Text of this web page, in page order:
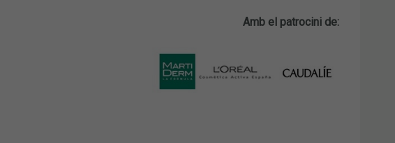
Amb el patrocini de: